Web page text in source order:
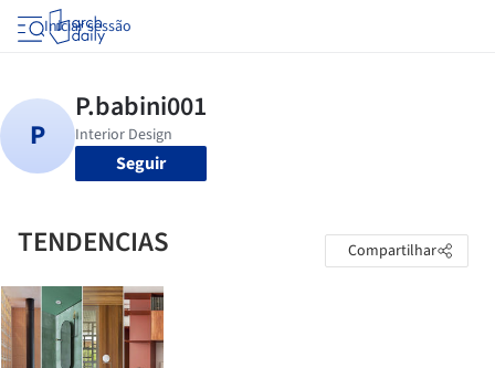
Iniciar sessão
Seguir
TENDENCIAS Compartilhar